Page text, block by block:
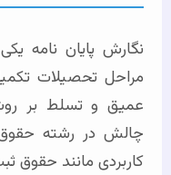
نگارش پایان نامه
مراحل تحصیلات
عمیق و تسلط بر
چالش در رشته
کاربردی مانند حقوق